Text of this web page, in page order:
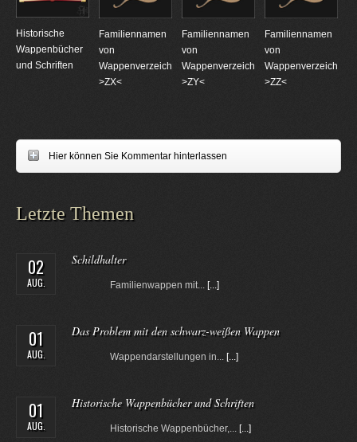
Historische
Wappenbücher
und Schriften
Familiennamen
von
Wappenverzeichnungen
>ZX<
Familiennamen
von
Wappenverzeichnungen
>ZY<
Familiennamen
von
>ZZ<
Hier können Sie Kommentar hinterlassen
Letzte Themen
02
AUG.
Schildhalter
Familienwappen mit... [...]
01
AUG.
Das Problem mit den schwarz-weißen Wappen
Wappendarstellungen in... [...]
01
AUG.
Historische Wappenbücher und Schriften
Historische Wappenbücher,... [...]